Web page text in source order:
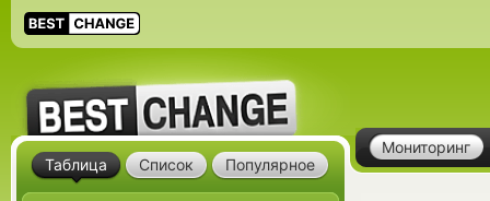
Мониторинг
Таблица Список Популярное